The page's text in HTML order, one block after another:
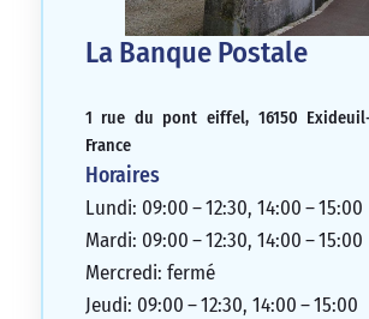
La Banque Postale
1 rue du pont eiffel, 16150 Exideuil-
France
Horaires
Lundi: 09:00 – 12:30, 14:00 – 15:00
Mardi: 09:00 – 12:30, 14:00 – 15:00
Mercredi: fermé
Jeudi: 09:00 – 12:30, 14:00 – 15:00